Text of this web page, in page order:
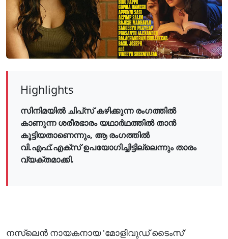
Highlights
സിനിമയിൽ ചിപ്‌സ് കഴിക്കുന്ന രംഗത്തിൽ
കാണുന്ന ശരീരഭാരം യഥാർഥത്തിൽ താൻ
കൂട്ടിയതാണെന്നും, ആ രംഗത്തിൽ
വി.എഫ്.എക്‌സ് ഉപയോഗിച്ചിട്ടില്ലെന്നും താരം
വ്യക്തമാക്കി.
നസ്ലെൻ നായകനായ 'മോളിവുഡ് ടൈംസ്'